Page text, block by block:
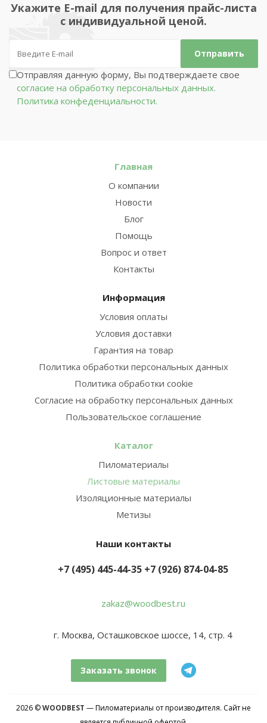
Укажите E-mail для получения прайс-листа
с индивидуальной ценой.
Отправляя данную форму, Вы подтверждаете свое
согласие на обработку персональных данных.
Политика конфеденциальности.
Главная
О компании
Новости
Блог
Помощь
Вопрос и ответ
Контакты
Информация
Условия оплаты
Условия доставки
Гарантия на товар
Политика обработки персональных данных
Политика обработки cookie
Согласие на обработку персональных данных
Пользовательское соглашение
Каталог
Пиломатериалы
Листовые материалы
Изоляционные материалы
Метизы
Наши контакты
+7 (495) 445-44-35 +7 (926) 874-04-85
zakaz@woodbest.ru
г. Москва, Осташковское шоссе, 14, стр. 4
Заказать звонок
2026 ©WOODBEST — Пиломатериалы от производителя. Сайт не